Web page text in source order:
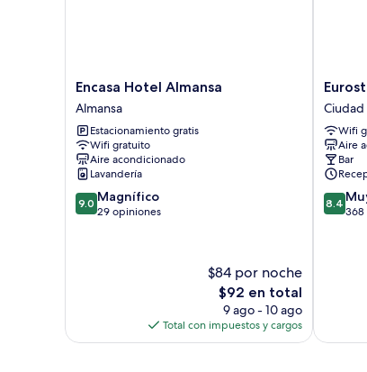
Encasa
Hotel
Almansa
Almansa
Encasa Hotel Almansa
Almansa
Estacionamiento gratis
Wifi gratuito
Aire acondicionado
Lavandería
9.0
de
9.0 Magnífico
29 opiniones
$84 por noche
El
precio
actual
es
$92 en total
9 ago - 10 ago
Total con impuestos y cargos
Rey
Alfonso
X
Ciudad
Real
Ciudad
Wifi
Aire
Bar
8.4
de
8.4
368